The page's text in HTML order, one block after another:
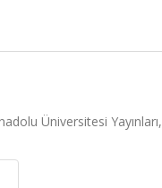
Üniversitesi